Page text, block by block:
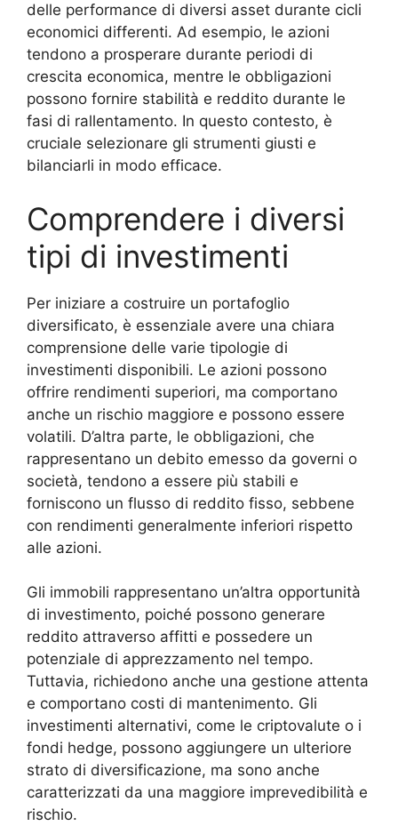
delle performance di diversi asset durante cicli
economici differenti. Ad esempio, le azioni
tendono a prosperare durante periodi di
crescita economica, mentre le obbligazioni
possono fornire stabilità e reddito durante le
fasi di rallentamento. In questo contesto, è
cruciale selezionare gli strumenti giusti e
bilanciarli in modo efficace.
Comprendere i diversi
tipi di investimenti
Per iniziare a costruire un portafoglio
diversificato, è essenziale avere una chiara
comprensione delle varie tipologie di
investimenti disponibili. Le azioni possono
offrire rendimenti superiori, ma comportano
anche un rischio maggiore e possono essere
volatili. D’altra parte, le obbligazioni, che
rappresentano un debito emesso da governi o
società, tendono a essere più stabili e
forniscono un flusso di reddito fisso, sebbene
con rendimenti generalmente inferiori rispetto
alle azioni.
Gli immobili rappresentano un’altra opportunità
di investimento, poiché possono generare
reddito attraverso affitti e possedere un
potenziale di apprezzamento nel tempo.
Tuttavia, richiedono anche una gestione attenta
e comportano costi di mantenimento. Gli
investimenti alternativi, come le criptovalute o i
fondi hedge, possono aggiungere un ulteriore
strato di diversificazione, ma sono anche
caratterizzati da una maggiore imprevedibilità e
rischio.